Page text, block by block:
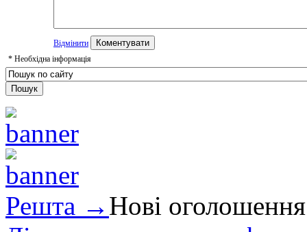
Відмінити
* Необхідна інформація
Решта → Нові оголошення